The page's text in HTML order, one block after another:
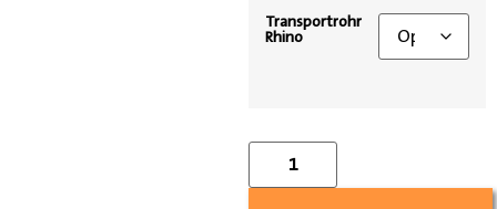
Transportrohr
Rhino